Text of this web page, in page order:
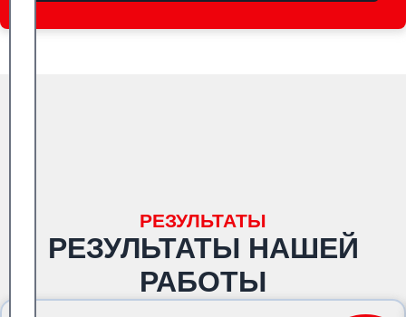
РЕЗУЛЬТАТЫ
РЕЗУЛЬТАТЫ НАШЕЙ
РАБОТЫ